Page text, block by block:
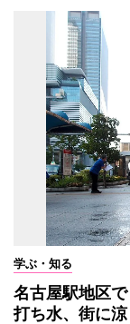
学ぶ・知る
名古屋駅地区
打ち水、街に